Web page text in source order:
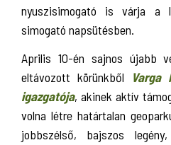
nyuszisimogató is várja a
simogató napsütésben.
Aprilis 10-én sajnos újabb
eltávozott körünkből
Varga
igazgatója, akinek aktív
volna létre határtalan
jobbszélső, bajszos